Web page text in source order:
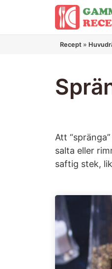
innehåll
Recept »
Att
salta eller
saftig stek,